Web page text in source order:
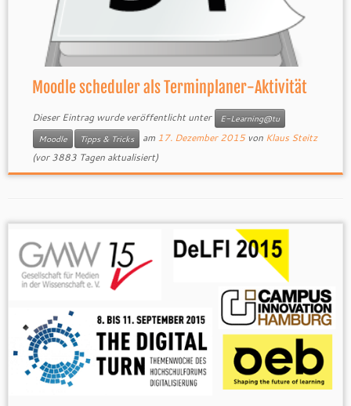
Moodle scheduler als Terminplaner-Aktivität
Dieser Eintrag wurde veröffentlicht unter
E-Learning@tu
Moodle
Tipps & Tricks am 17. Dezember 2015 von Klaus Steitz
(vor 3883 Tagen aktualisiert)